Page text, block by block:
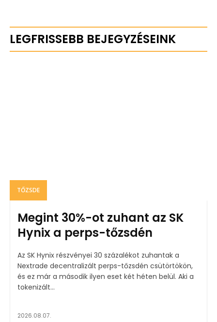
LEGFRISSEBB BEJEGYZÉSEINK
TŐZSDE
Megint 30%-ot zuhant az SK
Hynix a perps-tőzsdén
Az SK Hynix részvényei 30 százalékot zuhantak a
Nextrade decentralizált perps-tőzsdén csütörtökön,
és ez már a második ilyen eset két héten belül. Aki a
tokenizált...
2026.08.07.